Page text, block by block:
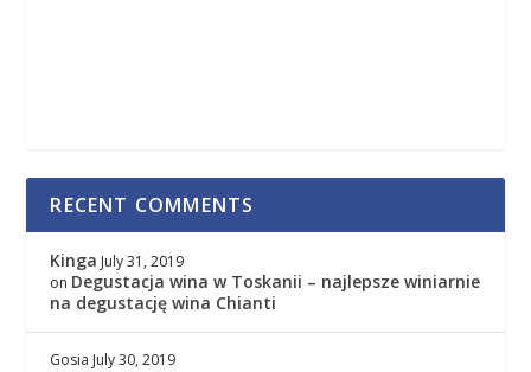
RECENT COMMENTS
Kinga July 31, 2019
on Degustacja wina w Toskanii – najlepsze winiarnie
na degustację wina Chianti
Gosia July 30, 2019